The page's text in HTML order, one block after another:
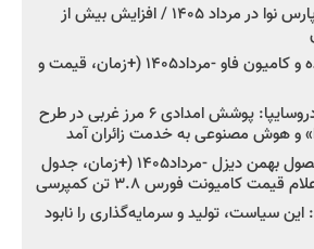
اعلام قیمت جدید پارس نوا در مرداد ۱۴۰۵ / افزایش بیش از
شروع فروش کشنده و کامیون فاو -مرداد۱۴۰۵ (+زمان، قیمت و
مدیرعامل امدادخودروسایپا: پوشش امدادی ۶ مرز غربی در طرح
شروع فروش ۸ محصول بهمن دیزل -مرداد۱۴۰۵ (+زمان، جدول
کامیونت فورس ۳.۸ تن کمپرسی
سیاست، تولید و سرمایه‌گذاری را نابود